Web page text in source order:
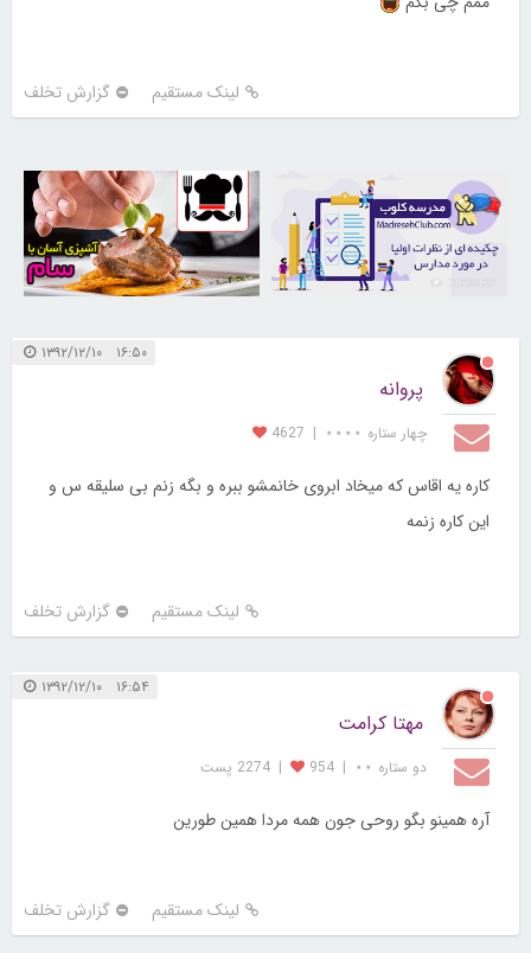
لینک مستقیم گزارش تخلف
30254832
۱۶:۵۰ ۱۳۹۲/۱۲/۱۰
پروانه
چهار ستاره ⋆⋆⋆⋆ |
4627
کاره یه اقاس که میخاد ابروی خانمشو ببره و بگه زنم بی سلیقه س و
این کاره زنمه
لینک مستقیم گزارش تخلف
۱۶:۵۴ ۱۳۹۲/۱۲/۱۰
مهتا کرامت
دو ستاره ⋆⋆ |
954
| 2274 پست
آره همینو بگو روحی جون همه مردا همین طورین
لینک مستقیم گزارش تخلف